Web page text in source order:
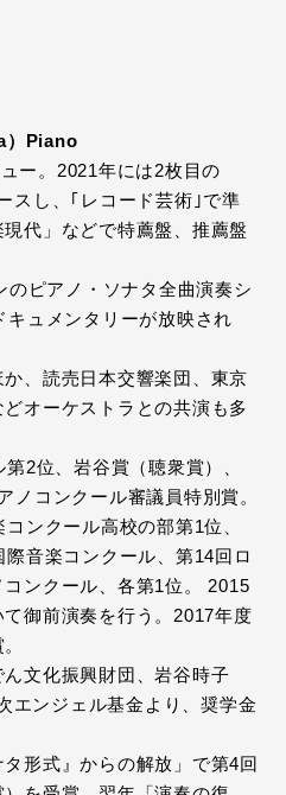
）Piano
ー。2021年には2枚目の
スし、｢レコード芸術｣で準
代」などで特薦盤、推薦盤
のピアノ・ソナタ全曲演奏シ
キュメンタリーが放映され
、読売日本交響楽団、東京
オーケストラとの共演も多
2位、岩谷賞（聴衆賞）、
ノコンクール審議員特別賞。
ンクール高校の部第1位、
音楽コンクール、第14回ロ
ンクール、各第1位。 2015
御前演奏を行う。2017年度
文化振興財団、岩谷時子
エンジェル基金より、奨学金
形式』からの解放」で第4回